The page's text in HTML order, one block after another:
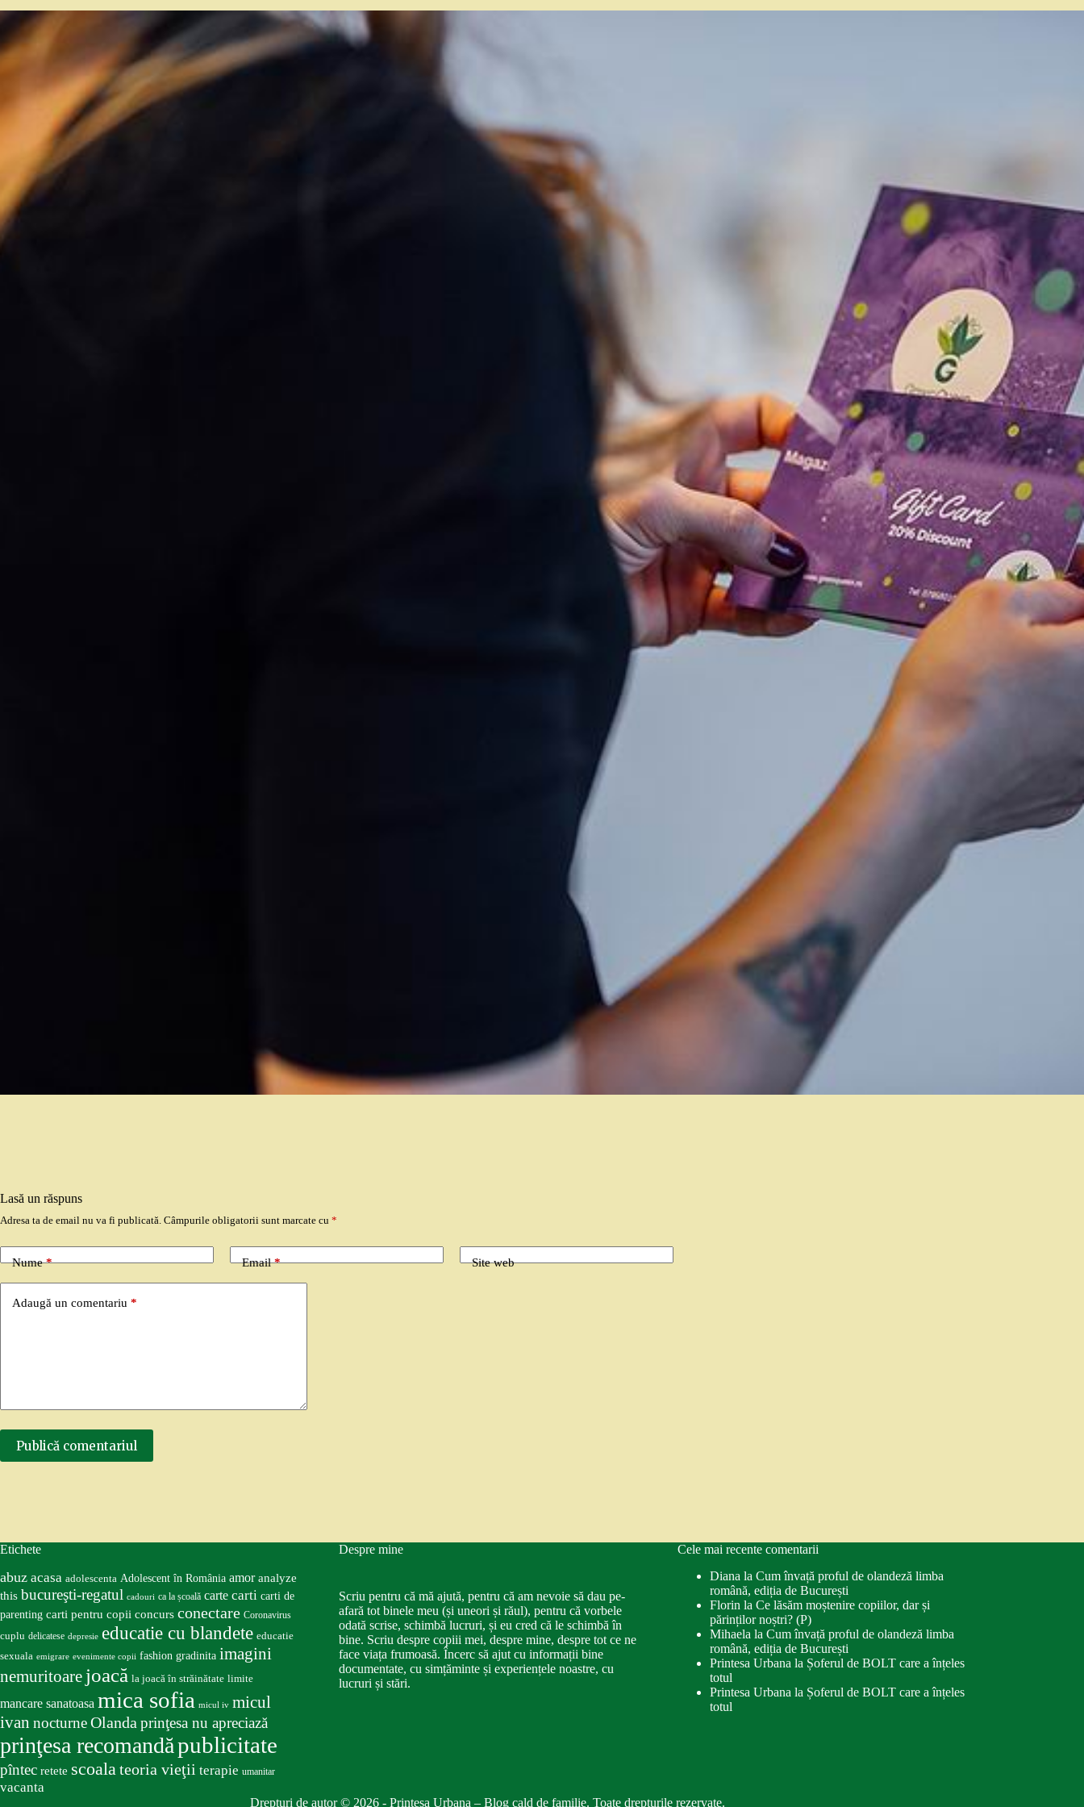
Lasă un răspuns
Adresa ta de email nu va fi publicată. Câmpurile obligatorii sunt marcate cu *
Nume* Email* Site web
Adaugă un comentariu *
Publică comentariul
Etichete
abuz acasa adolescenta Adolescent în România amor analyze
this bucureşti-regatul cadouri ca la școală carte carti carti de
parenting carti pentru copii concurs conectare Coronavirus
cuplu delicatese depresie educatie cu blandete educatie
sexuala emigrare evenimente copii fashion gradinita imagini
nemuritoare joacă la joacă în străinătate limite
mancare sanatoasa mica sofia micul iv micul
ivan nocturneOlanda prinţesa nu apreciază
prinţesa recomandăpublicitate
pîntec retete scoalateoria vieţii terapie umanitar
vacanta
Despre mine
Scriu pentru că mă ajută, pentru că am nevoie să dau pe-
afară tot binele meu (și uneori și răul), pentru că vorbele
odată scrise, schimbă lucruri, și eu cred că le schimbă în
bine. Scriu despre copiii mei, despre mine, despre tot ce ne
face viața frumoasă. Încerc să ajut cu informații bine
documentate, cu simțăminte și experiențele noastre, cu
lucruri și stări.
Cele mai recente comentarii
Diana la Cum învață proful de olandeză limba
română, ediția de București
Florin la Ce lăsăm moștenire copiilor, dar și
părinților noștri? (P)
Mihaela la Cum învață proful de olandeză limba
română, ediția de București
Printesa Urbana la Șoferul de BOLT care a înțeles
totul
Printesa Urbana la Șoferul de BOLT care a înțeles
totul
Drepturi de autor © 2026 - Printesa Urbana – Blog cald de familie. Toate drepturile rezervate.